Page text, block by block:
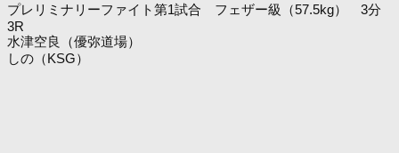
プレリミナリーファイト第1試合 フェザー級（57.5kg） 3分
3R
水津空良（優弥道場）
しの（KSG）